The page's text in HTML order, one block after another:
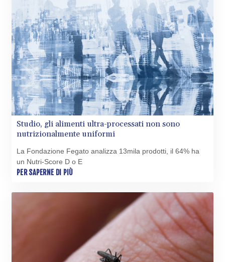
Studio, gli alimenti ultra-processati non sono
nutrizionalmente uniformi
La Fondazione Fegato analizza 13mila prodotti, il 64% ha
un Nutri-Score D o E
PER SAPERNE DI PIÙ